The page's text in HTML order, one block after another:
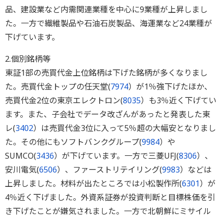
品、建設業など内需関連業種を中心に9業種が上昇しまし
た。一方で繊維製品や石油石炭製品、海運業など24業種が
下げています。
2.個別銘柄等
東証1部の売買代金上位銘柄は下げた銘柄が多くなりまし
た。売買代金トップの任天堂(7974）が1％強下げたほか、
売買代金2位の東京エレクトロン(8035）も3％近く下げてい
ます。また、子会社でデータ改ざんがあったと発表した東
レ(3402）は売買代金3位に入って5％超の大幅安となりまし
た。その他にもソフトバンクグループ(9984）や
SUMCO(3436）が下げています。一方で三菱UFJ(8306）、
安川電気(6506）、ファーストリテイリング(9983）などは
上昇しました。材料が出たところでは小松製作所(6301）が
4％近く下げました。外資系証券が投資判断と目標株価を引
き下げたことが嫌気されました。一方で北朝鮮にミサイル